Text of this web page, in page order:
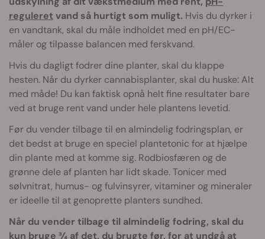
reguleret vand så hurtigt som muligt. Hvis du dyrker i
en vandtank, skal du måle indholdet med en pH/EC-
måler og tilpasse balancen med ferskvand.
Hvis du dagligt fodrer dine planter, skal du klappe
hesten. Når du dyrker cannabisplanter, skal du huske: Alt
med måde! Du kan faktisk opnå helt fine resultater bare
ved at bruge rent vand under hele plantens levetid.
Før du vender tilbage til en almindelig fodringsplan, er
det bedst at bruge en speciel plantetonic for at hjælpe
din plante med at komme sig. Rodbiosfæren og de
grønne dele af planten har lidt skade. Tonicer med
sølvnitrat, humus- og fulvinsyrer, vitaminer og mineraler
er ideelle til at genoprette planters sundhed.
Når du vender tilbage til almindelig fodring, skal du
kun bruge ¾ af det, du brugte før, for at undgå at